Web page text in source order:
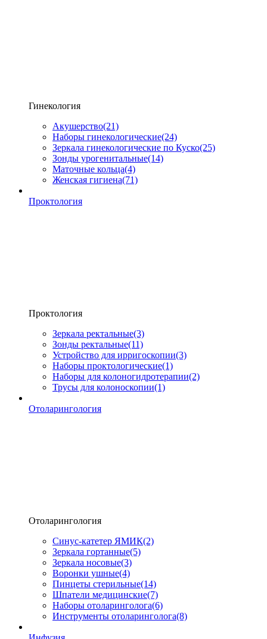
Гинекология
Акушерство(21)
Наборы гинекологические(24)
Зеркала гинекологические по Куско(25)
Зонды урогенитальные(14)
Маточные кольца(4)
Женская гигиена(71)
Проктология
Проктология
Зеркала ректальные(3)
Зонды ректальные(11)
Устройство для ирригоскопии(3)
Наборы проктологические(1)
Наборы для колоногидротерапии(2)
Трусы для колоноскопии(1)
Отоларингология
Отоларингология
Синус-катетер ЯМИК(2)
Зеркала гортанные(5)
Зеркала носовые(3)
Воронки ушные(4)
Пинцеты стерильные(14)
Шпатели медицинские(7)
Наборы отоларинголога(6)
Инструменты отоларинголога(8)